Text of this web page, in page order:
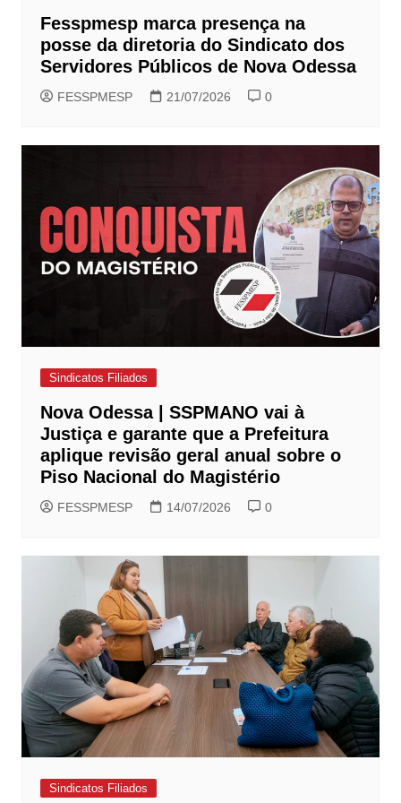
Fesspmesp marca presença na
posse da diretoria do Sindicato dos
Servidores Públicos de Nova Odessa
FESSPMESP 21/07/2026 0
Sindicatos Filiados
Nova Odessa | SSPMANO vai à
Justiça e garante que a Prefeitura
aplique revisão geral anual sobre o
Piso Nacional do Magistério
FESSPMESP 14/07/2026 0
Sindicatos Filiados